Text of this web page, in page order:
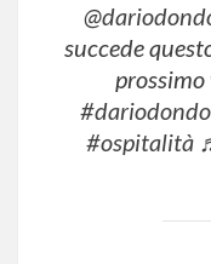
succede
#ospitalità